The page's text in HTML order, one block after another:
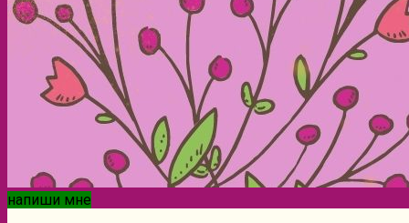
напиши мне